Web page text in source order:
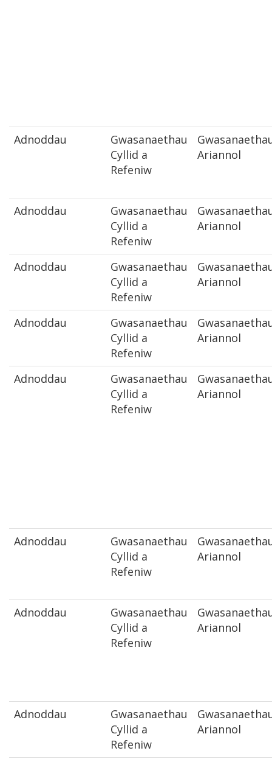
Adnoddau
Gwasanaethau
Cyllid a
Refeniw
Ariannol
Adnoddau
Gwasanaethau
Cyllid a
Refeniw
Ariannol
Adnoddau
Gwasanaethau
Cyllid a
Refeniw
Ariannol
Adnoddau
Gwasanaethau
Cyllid a
Refeniw
Ariannol
Adnoddau
Gwasanaethau
Cyllid a
Refeniw
Ariannol
Adnoddau
Gwasanaethau
Cyllid a
Refeniw
Ariannol
Adnoddau
Gwasanaethau
Cyllid a
Refeniw
Ariannol
Adnoddau
Gwasanaethau
Cyllid a
Refeniw
Ariannol